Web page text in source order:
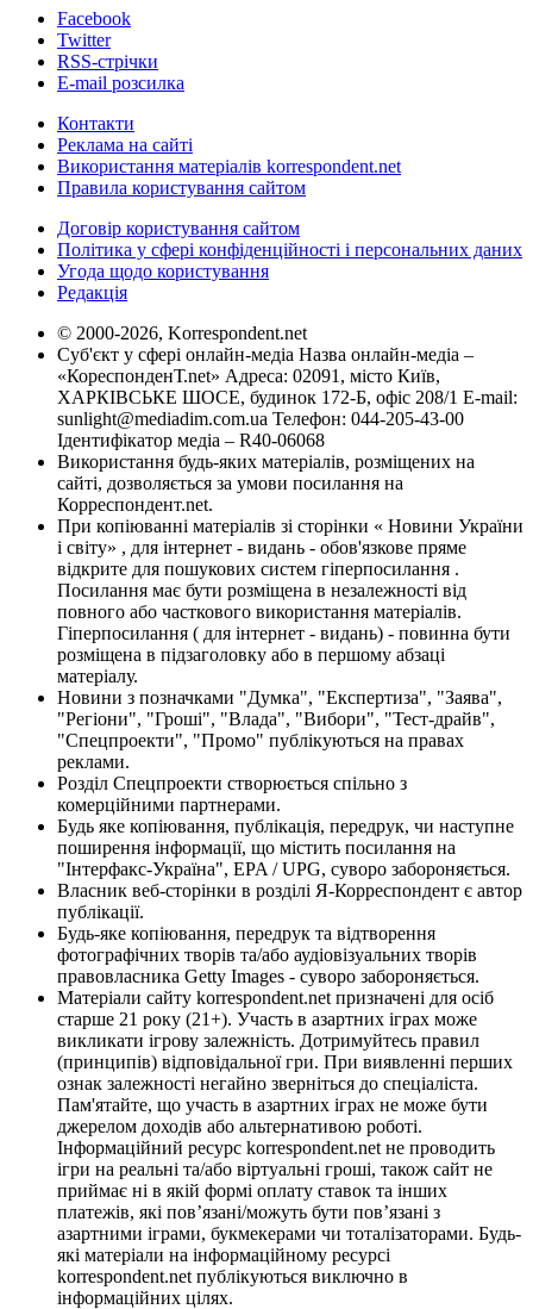
Facebook
Twitter
RSS-стрічки
E-mail розсилка
Контакти
Реклама на сайті
Використання матеріалів korrespondent.net
Правила користування сайтом
Договір користування сайтом
Політика у сфері конфіденційності і персональних даних
Угода щодо користування
Редакція
© 2000-2026, Korrespondent.net
Суб'єкт у сфері онлайн-медіа Назва онлайн-медіа –
«КореспонденТ.net» Адреса: 02091, місто Київ,
ХАРКІВСЬКЕ ШОСЕ, будинок 172-Б, офіс 208/1 E-mail:
sunlight@mediadim.com.ua Телефон: 044-205-43-00
Ідентифікатор медіа – R40-06068
Використання будь-яких матеріалів, розміщених на
сайті, дозволяється за умови посилання на
Корреспондент.net.
При копіюванні матеріалів зі сторінки « Новини України
і світу» , для інтернет - видань - обов'язкове пряме
відкрите для пошукових систем гіперпосилання .
Посилання має бути розміщена в незалежності від
повного або часткового використання матеріалів.
Гіперпосилання ( для інтернет - видань) - повинна бути
розміщена в підзаголовку або в першому абзаці
матеріалу.
Новини з позначками "Думка", "Експертиза", "Заява",
"Регіони", "Гроші", "Влада", "Вибори", "Тест-драйв",
"Спецпроекти", "Промо" публікуються на правах
реклами.
Розділ Спецпроекти створюється спільно з
комерційними партнерами.
Будь яке копіювання, публікація, передрук, чи наступне
поширення інформації, що містить посилання на
"Інтерфакс-Україна", EPA / UPG, суворо забороняється.
Власник веб-сторінки в розділі Я-Корреспондент є автор
публікації.
Будь-яке копіювання, передрук та відтворення
фотографічних творів та/або аудіовізуальних творів
правовласника Getty Images - суворо забороняється.
Матеріали сайту korrespondent.net призначені для осіб
старше 21 року (21+). Участь в азартних іграх може
викликати ігрову залежність. Дотримуйтесь правил
(принципів) відповідальної гри. При виявленні перших
ознак залежності негайно зверніться до спеціаліста.
Пам'ятайте, що участь в азартних іграх не може бути
джерелом доходів або альтернативою роботі.
Інформаційний ресурс korrespondent.net не проводить
ігри на реальні та/або віртуальні гроші, також сайт не
приймає ні в якій формі оплату ставок та інших
платежів, які пов’язані/можуть бути пов’язані з
азартними іграми, букмекерами чи тоталізаторами. Будь-
які матеріали на інформаційному ресурсі
korrespondent.net публікуються виключно в
інформаційних цілях.